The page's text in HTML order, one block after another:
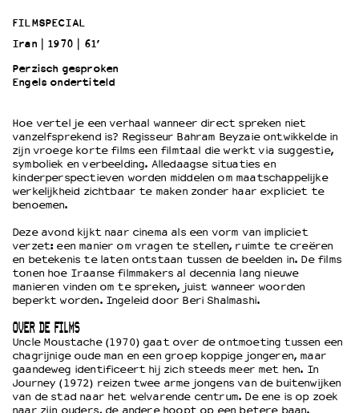
OVER LANTARENVENSTER
Wat we doen
Werken bij
Word vriend
Historie
Partners
Huisregels
Privacyverklaring
Duurzaamheid
Culturele boycot Israël
Ruimte voor artistieke vrijheid – VNPF
FILMSPECIAL
Iran
1970
61’
Perzisch gesproken
Engels ondertiteld
Hoe vertel je een verhaal wanneer direct spreken niet
vanzelfsprekend is? Regisseur Bahram Beyzaie ontwikkelde in
zijn vroege korte films een filmtaal die werkt via suggestie,
symboliek en verbeelding. Alledaagse situaties en
kinderperspectieven worden middelen om maatschappelijke
werkelijkheid zichtbaar te maken zonder haar expliciet te
benoemen.
Deze avond kijkt naar cinema als een vorm van impliciet
verzet: een manier om vragen te stellen, ruimte te creëren
en betekenis te laten ontstaan tussen de beelden in. De films
tonen hoe Iraanse filmmakers al decennia lang nieuwe
manieren vinden om te spreken, juist wanneer woorden
beperkt worden. Ingeleid door Beri Shalmashi.
OVER DE FILMS
Uncle Moustache (1970) gaat over de ontmoeting tussen een
chagrijnige oude man en een groep koppige jongeren, maar
gaandeweg identificeert hij zich steeds meer met hen. In
Journey (1972) reizen twee arme jongens van de buitenwijken
van de stad naar het welvarende centrum. De ene is op zoek
naar zijn ouders, de andere hoopt op een betere baan.